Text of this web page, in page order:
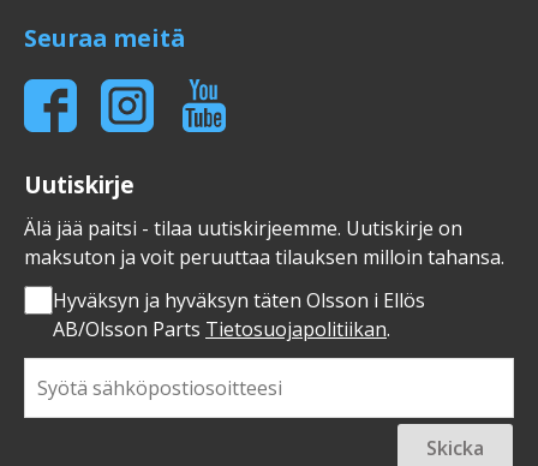
Seuraa meitä
Uutiskirje
Älä jää paitsi - tilaa uutiskirjeemme. Uutiskirje on
maksuton ja voit peruuttaa tilauksen milloin tahansa.
Hyväksyn ja hyväksyn täten Olsson i Ellös
AB/Olsson Parts Tietosuojapolitiikan.
Skicka